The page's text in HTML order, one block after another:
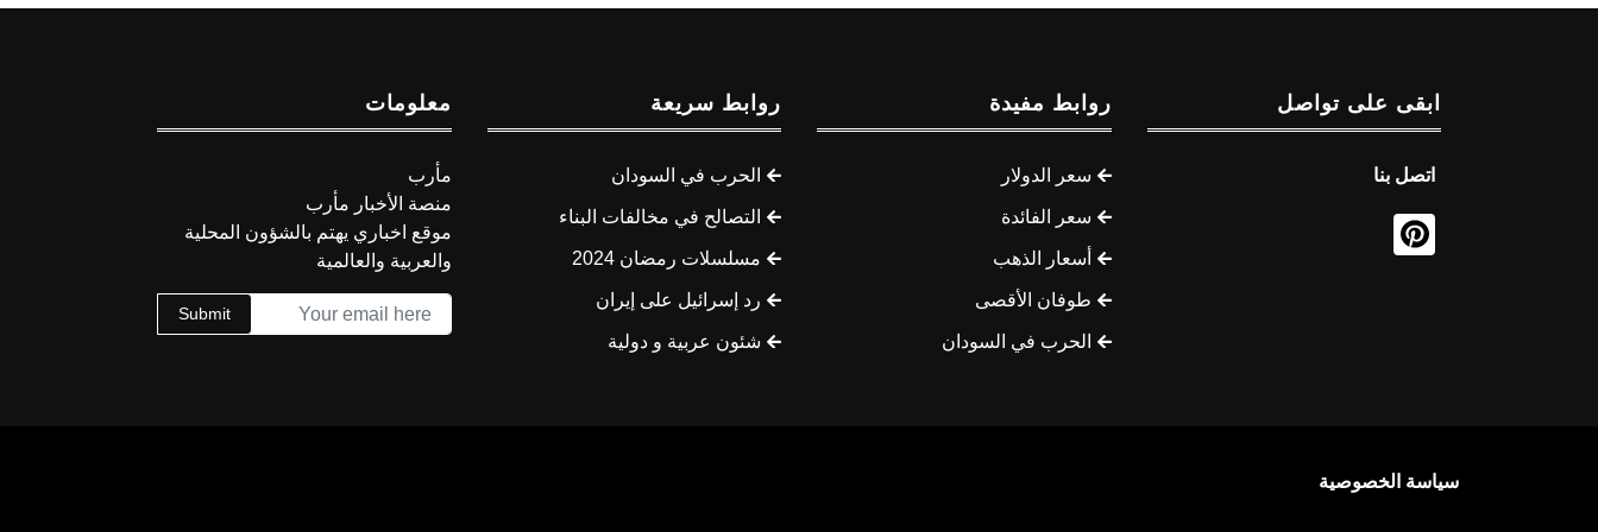
ابقى على تواصل
اتصل بنا
روابط مفيدة
سعر الدولار
سعر الفائدة
أسعار الذهب
طوفان الأقصى
الحرب في السودان
روابط سريعة
الحرب في السودان
التصالح في مخالفات البناء
مسلسلات رمضان 2024
رد إسرائيل على إيران
شئون عربية و دولية
معلومات
مأرب
منصة الأخبار مأرب
موقع اخباري يهتم بالشؤون المحلية
والعربية والعالمية
Submit
سياسة الخصوصية